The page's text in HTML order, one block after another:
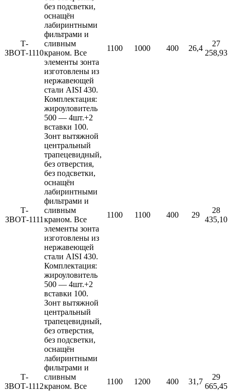
Т-
ЗВОТ-1110
без подсветки,
оснащён
лабиринтными
фильтрами и
сливным
краном. Все
элементы зонта
изготовлены из
нержавеющей
стали AISI 430.
Комплектация:
жироуловитель
500 — 4шт.+2
вставки 100.
1100 1000 400 26,4
27
258,93
Т-
ЗВОТ-1111
Зонт вытяжной
центральный
трапецевидный,
без отверстия,
без подсветки,
оснащён
лабиринтными
фильтрами и
сливным
краном. Все
элементы зонта
изготовлены из
нержавеющей
стали AISI 430.
Комплектация:
жироуловитель
500 — 4шт.+2
вставки 100.
1100 1100 400 29
28
435,10
Т-
ЗВОТ-1112
Зонт вытяжной
центральный
трапецевидный,
без отверстия,
без подсветки,
оснащён
лабиринтными
фильтрами и
сливным
краном. Все
1100 1200 400 31,7
29
665,45